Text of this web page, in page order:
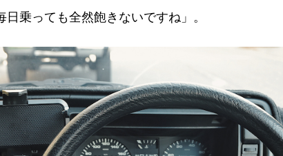
乗っても全然飽きないですね」。